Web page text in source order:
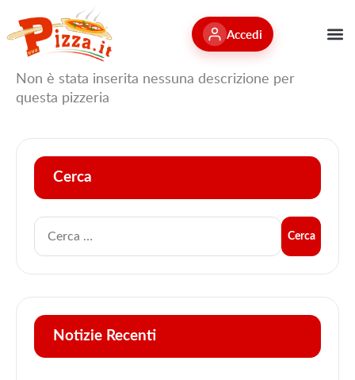
Accedi
Non è stata inserita nessuna descrizione per
questa pizzeria
Cerca
Notizie Recenti